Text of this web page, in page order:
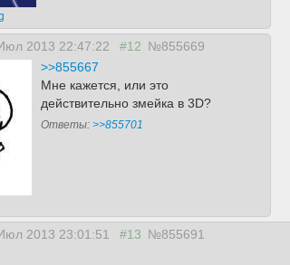
2013 22:47:22 #12 №855669
>>855667
Мне кажется, или это
действительно змейка в 3D?
Ответы: >>855701
2013 23:01:51 #13 №855691